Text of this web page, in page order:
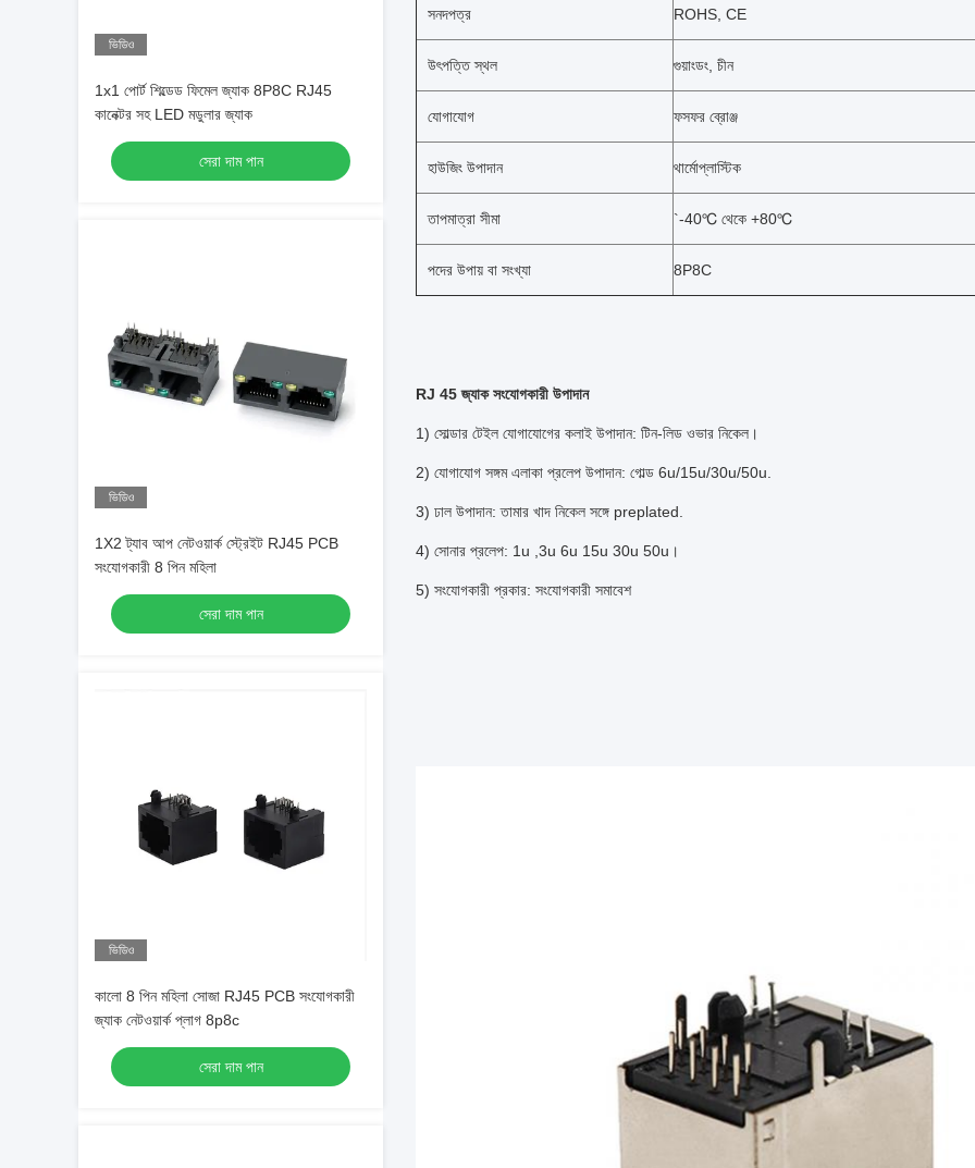
ভিডিও
1x1 পোর্ট শিল্ডেড ফিমেল জ্যাক 8P8C RJ45
কানেক্টর সহ LED মডুলার জ্যাক
সেরা দাম পান
ভিডিও
1X2 ট্যাব আপ নেটওয়ার্ক স্ট্রেইট RJ45 PCB
সংযোগকারী 8 পিন মহিলা
সেরা দাম পান
ভিডিও
কালো 8 পিন মহিলা সোজা RJ45 PCB সংযোগকারী
জ্যাক নেটওয়ার্ক প্লাগ 8p8c
সেরা দাম পান
সনদপত্র ROHS, CE
উৎপত্তি স্থল গুয়াংডং, চীন
যোগাযোগ ফসফর ব্রোঞ্জ
হাউজিং উপাদান থার্মোপ্লাস্টিক
তাপমাত্রা সীমা `-40℃ থেকে +80℃
পদের উপায় বা সংখ্যা 8P8C
RJ 45 জ্যাক সংযোগকারী উপাদান
1) সোল্ডার টেইল যোগাযোগের কলাই উপাদান: টিন-লিড ওভার নিকেল।
2) যোগাযোগ সঙ্গম এলাকা প্রলেপ উপাদান: গোল্ড 6u/15u/30u/50u.
3) ঢাল উপাদান: তামার খাদ নিকেল সঙ্গে preplated.
4) সোনার প্রলেপ: 1u ,3u 6u 15u 30u 50u।
5) সংযোগকারী প্রকার: সংযোগকারী সমাবেশ